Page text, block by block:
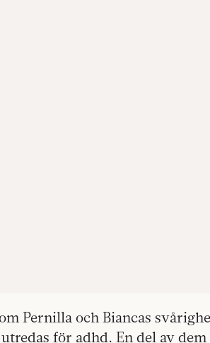
Pernilla och Biancas
för adhd. En del av